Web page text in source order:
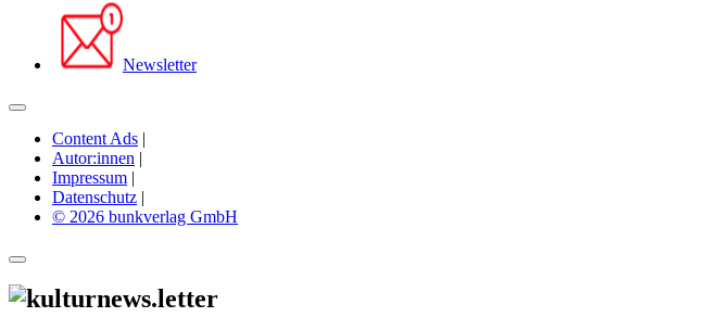
Newsletter
Content Ads |
Autor:innen |
Impressum |
Datenschutz |
© 2026 bunkverlag GmbH